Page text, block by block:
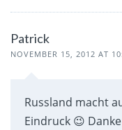
Patrick
NOVEMBER 15, 2012 AT
Russland macht
Eindruck 😉